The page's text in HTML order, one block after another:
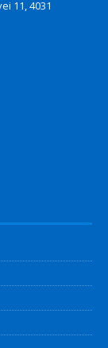
11, 4031